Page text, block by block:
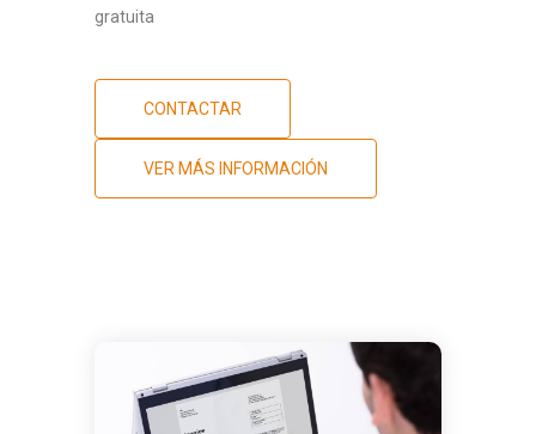
gratuita
CONTACTAR
VER MÁS INFORMACIÓN